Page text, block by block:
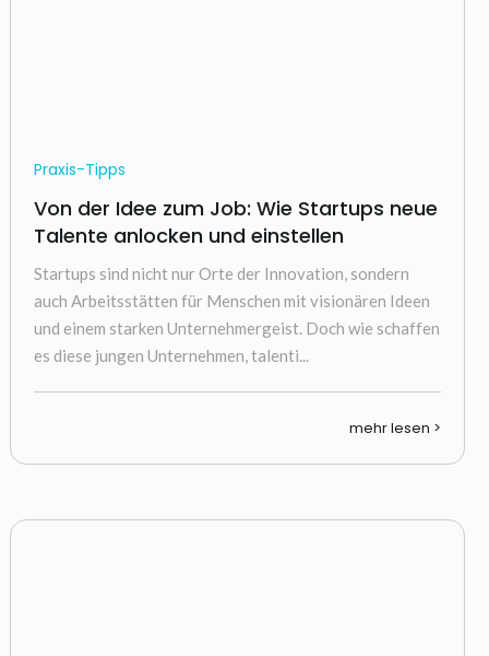
Praxis-Tipps
Von der Idee zum Job: Wie Startups neue
Talente anlocken und einstellen
Startups sind nicht nur Orte der Innovation, sondern
auch Arbeitsstätten für Menschen mit visionären Ideen
und einem starken Unternehmergeist. Doch wie schaffen
es diese jungen Unternehmen, talenti...
mehr lesen >